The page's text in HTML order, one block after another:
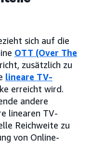
sich auf die
OTT (Over The
zusätzlich zu
lineare TV-
erreicht wird.
andere
linearen TV-
Reichweite zu
von Online-